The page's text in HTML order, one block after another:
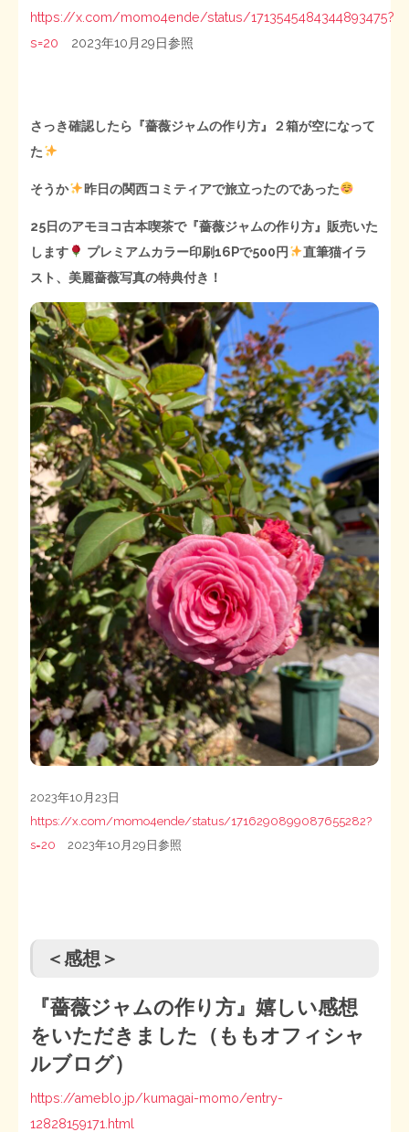
https://x.com/momo4ende/status/1713545484344893475?
s=20 2023年10月29日参照
さっき確認したら『薔薇ジャムの作り方』２箱が空になって
た
そうか 昨日の関西コミティアで旅立ったのであった
25日のアモヨコ古本喫茶で『薔薇ジャムの作り方』販売いた
します
プレミアムカラー印刷16Pで500円
直筆猫イラ
スト、美麗薔薇写真の特典付き！
2023年10月23日
https://x.com/momo4ende/status/1716290899087655282?
s=20 2023年10月29日参照
＜感想＞
『薔薇ジャムの作り方』嬉しい感想
をいただきました（ももオフィシャ
ルブログ）
https://ameblo.jp/kumagai-momo/entry-
12828159171.html